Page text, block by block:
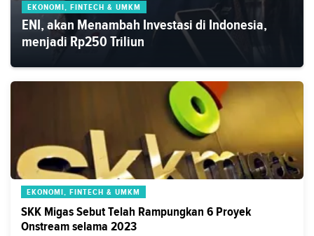
EKONOMI, FINTECH & UMKM
ENI, akan Menambah Investasi di Indonesia,
menjadi Rp250 Triliun
EKONOMI, FINTECH & UMKM
SKK Migas Sebut Telah Rampungkan 6 Proyek
Onstream selama 2023